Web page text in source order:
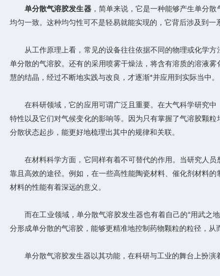
单分散气溶胶发生器，简单来说，它是一种能够产生单分
均匀一致。这种均匀性可不是轻易就能实现的，它背后涉及到一
从工作原理上看，常见的设备往往依据不同的物理或化学方
单分散的气溶胶。还有的采用喷雾干燥法，将含有溶质的溶液
慧的结晶，经过不断地实践与改良，才逐渐*并应用到实际当中。
在科研领域，它的应用可谓广泛且重要。在大气科学研究中
特性以及它们对气候变化的影响等。因为只有掌握了气溶胶颗
分散状态起步，能更好地梳理出其中的规律和关联。
在材料科学方面，它同样有着不可替代的作用。当研究人员
靠且高效的途径。例如，在一些高性能陶瓷材料、催化剂材料
材料的性能有着深远的意义。
而在工业领域，单分散气溶胶发生器也有着自己的“用武之地
分形成单分散的气溶胶，能够更精准地控制药物颗粒的粒径，
单分散气溶胶发生器以其功能，在科研与工业的舞台上扮演